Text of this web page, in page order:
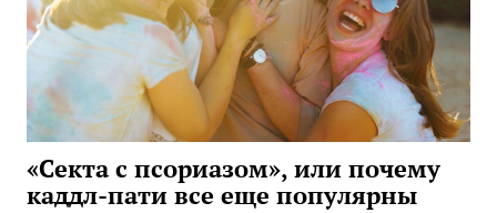
«Секта с псориазом», или почему
каддл-пати все еще популярны